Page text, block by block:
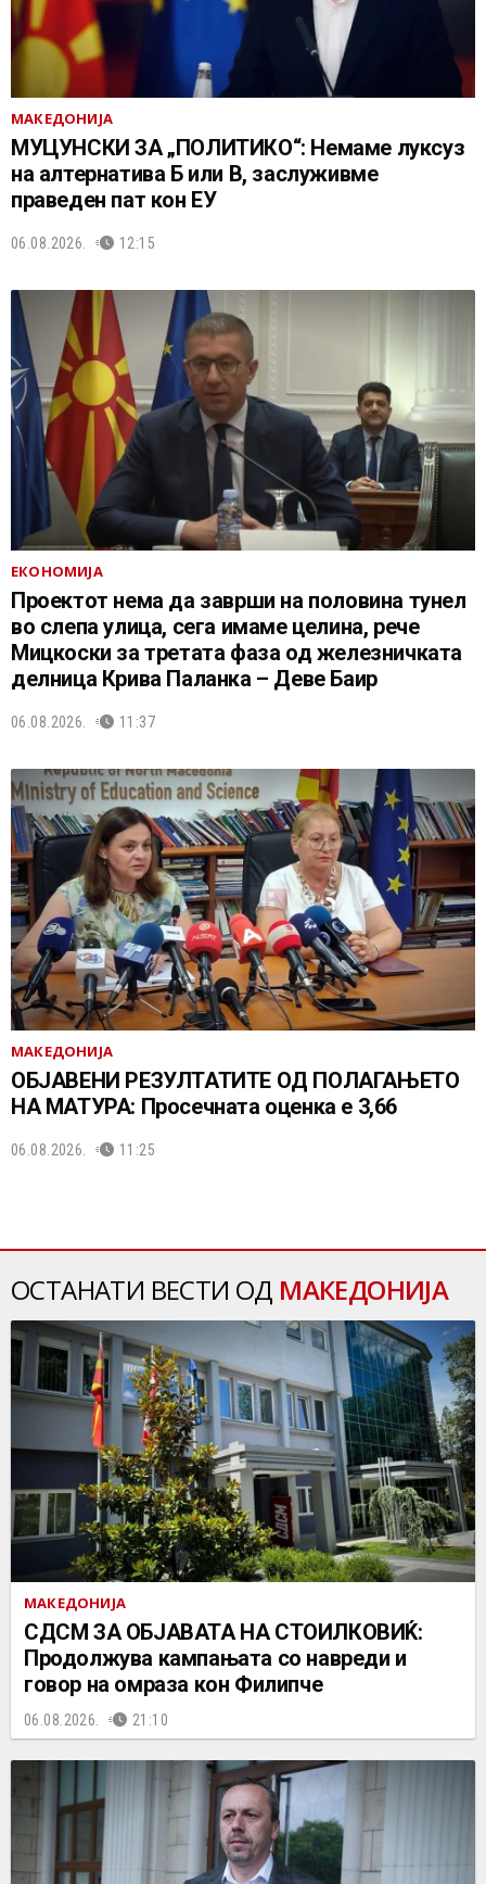
МАКЕДОНИЈА
МУЦУНСКИ ЗА „ПОЛИТИКО“: Немаме луксуз
на алтернатива Б или В, заслуживме
праведен пат кон ЕУ
06.08.2026. 12:15
ЕКОНОМИЈА
Проектот нема да заврши на половина тунел
во слепа улица, сега имаме целина, рече
Мицкоски за третата фаза од железничката
делница Крива Паланка – Деве Баир
06.08.2026. 11:37
МАКЕДОНИЈА
ОБЈАВЕНИ РЕЗУЛТАТИТЕ ОД ПОЛАГАЊЕТО
НА МАТУРА: Просечната оценка е 3,66
06.08.2026. 11:25
ОСТАНАТИ ВЕСТИ ОД МАКЕДОНИЈА
МАКЕДОНИЈА
СДСМ ЗА ОБЈАВАТА НА СТОИЛКОВИЌ:
Продолжува кампањата со навреди и
говор на омраза кон Филипче
06.08.2026. 21:10